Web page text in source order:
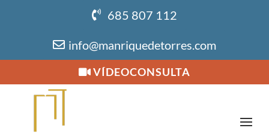
685 807 112
info@manriquedetorres.com
VÍDEOCONSULTA